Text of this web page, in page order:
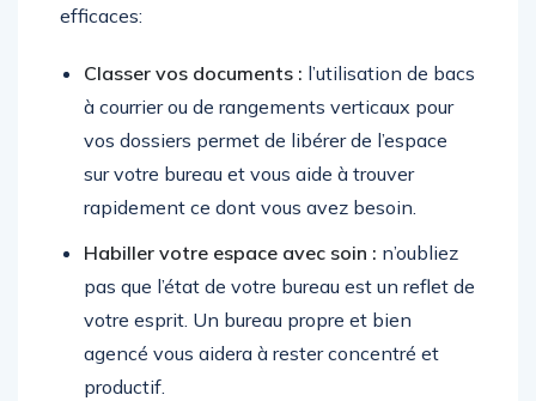
efficaces:
Classer vos documents : l’utilisation de bacs
à courrier ou de rangements verticaux pour
vos dossiers permet de libérer de l’espace
sur votre bureau et vous aide à trouver
rapidement ce dont vous avez besoin.
Habiller votre espace avec soin : n’oubliez
pas que l’état de votre bureau est un reflet de
votre esprit. Un bureau propre et bien
agencé vous aidera à rester concentré et
productif.